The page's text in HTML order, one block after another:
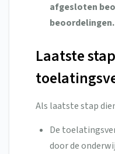
afgesloten
beoordelingen.
Laatste
Als laatste stap
De
door de